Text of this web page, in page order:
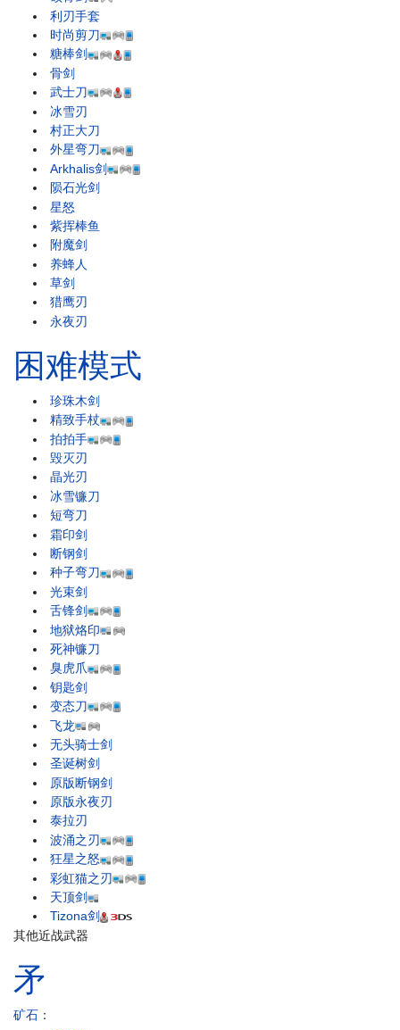
利刃手套
时尚剪刀
糖棒剑
骨剑
武士刀
冰雪刃
村正大刀
外星弯刀
Arkhalis剑
陨石光剑
星怒
紫挥棒鱼
附魔剑
养蜂人
草剑
猎鹰刃
永夜刃
困难模式
珍珠木剑
精致手杖
拍拍手
毁灭刃
晶光刃
冰雪镰刀
短弯刀
霜印剑
断钢剑
种子弯刀
光束剑
舌锋剑
地狱烙印
死神镰刀
臭虎爪
钥匙剑
变态刀
飞龙
无头骑士剑
圣诞树剑
原版断钢剑
原版永夜刃
泰拉刃
波涌之刃
狂星之怒
彩虹猫之刃
天顶剑
Tizona剑
其他近战武器
矛
矿石 ：